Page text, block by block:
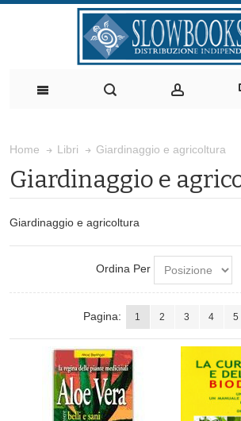
Home Libri Giardinaggio e agricoltura
Giardinaggio e
Giardinaggio e agricoltura
Ordina Per
Pagina: 1 2 3 4 5